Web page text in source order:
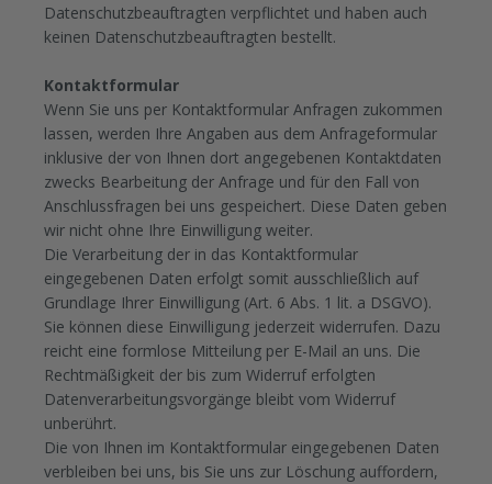
Datenschutzbeauftragten verpflichtet und haben auch
keinen Datenschutzbeauftragten bestellt.
Kontaktformular
Wenn Sie uns per Kontaktformular Anfragen zukommen
lassen, werden Ihre Angaben aus dem Anfrageformular
inklusive der von Ihnen dort angegebenen Kontaktdaten
zwecks Bearbeitung der Anfrage und für den Fall von
Anschlussfragen bei uns gespeichert. Diese Daten geben
wir nicht ohne Ihre Einwilligung weiter.
Die Verarbeitung der in das Kontaktformular
eingegebenen Daten erfolgt somit ausschließlich auf
Grundlage Ihrer Einwilligung (Art. 6 Abs. 1 lit. a DSGVO).
Sie können diese Einwilligung jederzeit widerrufen. Dazu
reicht eine formlose Mitteilung per E-Mail an uns. Die
Rechtmäßigkeit der bis zum Widerruf erfolgten
Datenverarbeitungsvorgänge bleibt vom Widerruf
unberührt.
Die von Ihnen im Kontaktformular eingegebenen Daten
verbleiben bei uns, bis Sie uns zur Löschung auffordern,